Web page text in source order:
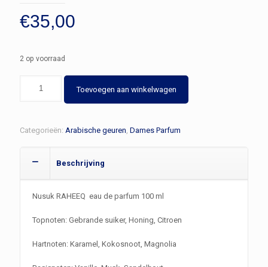
€35,00
2 op voorraad
Toevoegen aan winkelwagen
Categorieën: Arabische geuren, Dames Parfum
Beschrijving
Nusuk RAHEEQ eau de parfum 100 ml
Topnoten: Gebrande suiker, Honing, Citroen
Hartnoten: Karamel, Kokosnoot, Magnolia